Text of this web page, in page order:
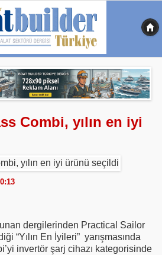
Combi, yılın en iyi
dergilerinden Practical Sailor
“Yılın En İyileri” yarışmasında
invertör şarj cihazı kategorisinde
0,484 sn